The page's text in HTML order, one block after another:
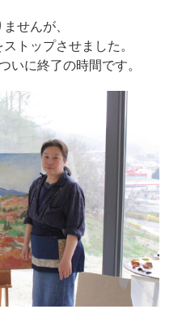
せんが、
トップさせました。
いに終了の時間です。